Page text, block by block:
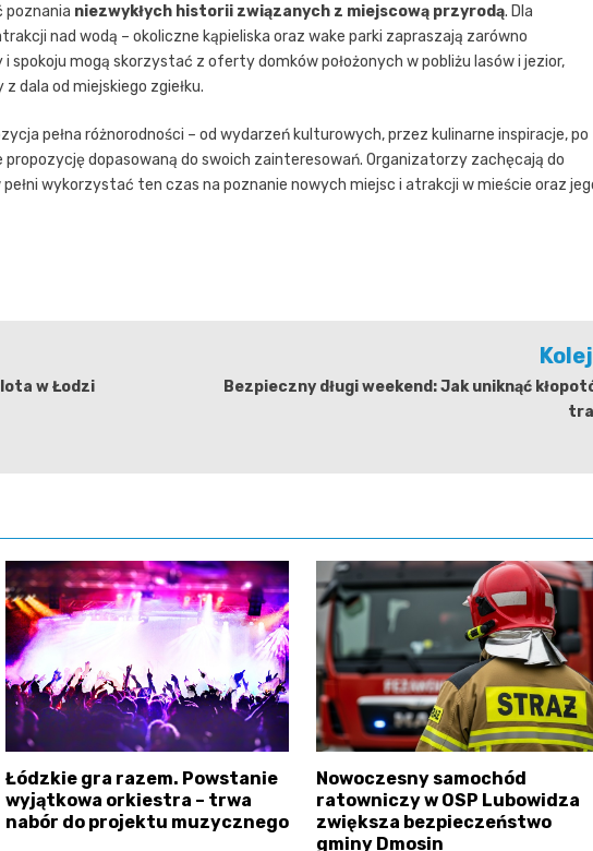
poznania niezwykłych historii związanych z miejscową przyrodą. Dla
nad wodą – okoliczne kąpieliska oraz wake parki zapraszają zarówno
spokoju mogą skorzystać z oferty domków położonych w pobliżu lasów i jezior,
dala od miejskiego zgiełku.
pełna różnorodności – od wydarzeń kulturowych, przez kulinarne inspiracje, po
propozycję dopasowaną do swoich zainteresowań. Organizatorzy zachęcają do
wykorzystać ten czas na poznanie nowych miejsc i atrakcji w mieście oraz
w Łodzi
Bezpieczny długi weekend: Jak uniknąć
Łódzkie gra razem. Powstanie
wyjątkowa orkiestra – trwa
nabór do projektu muzycznego
Nowoczesny samochód
ratowniczy w OSP Lubowidza
zwiększa bezpieczeństwo
gminy Dmosin